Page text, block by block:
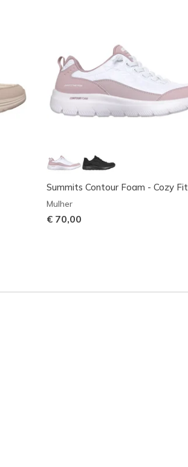
Summits Contour Foam - Cozy Fit
Mulher
€ 70,00